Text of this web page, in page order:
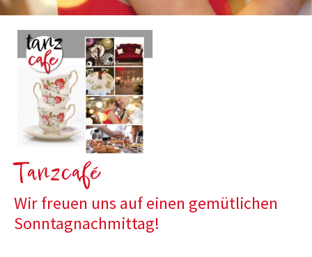
Tanzcafé
Wir freuen uns auf einen gemütlichen
Sonntagnachmittag!